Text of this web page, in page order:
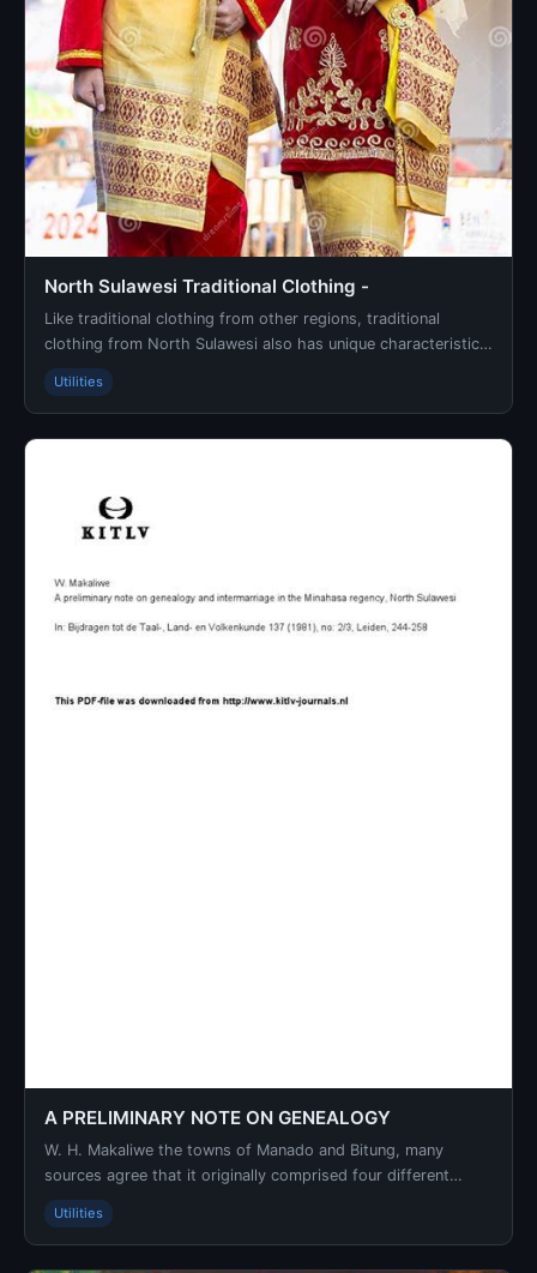
North Sulawesi Traditional Clothing -
Like traditional clothing from other regions, traditional
clothing from North Sulawesi also has unique characteristics
… - Informasi lengkap dan terpercaya d...
Utilities
A PRELIMINARY NOTE ON GENEALOGY
W. H. Makaliwe the towns of Manado and Bitung, many
sources agree that it originally comprised four different
tribes, the Tombulu' who settled in the north w...
Utilities